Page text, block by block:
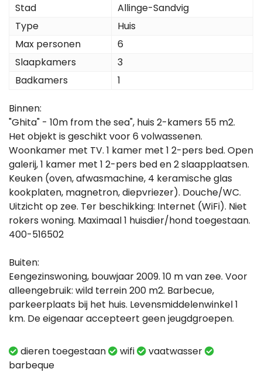
Stad
Allinge-Sandvig
Type
Huis
Max personen
6
Slaapkamers
3
Badkamers
1
Binnen:
"Ghita" - 10m from the sea", huis 2-kamers 55 m2.
Het objekt is geschikt voor 6 volwassenen.
Woonkamer met TV. 1 kamer met 1 2-pers bed. Open
galerij, 1 kamer met 1 2-pers bed en 2 slaapplaatsen.
Keuken (oven, afwasmachine, 4 keramische glas
kookplaten, magnetron, diepvriezer). Douche/WC.
Uitzicht op zee. Ter beschikking: Internet (WiFi). Niet
rokers woning. Maximaal 1 huisdier/hond toegestaan.
400-516502
Buiten:
Eengezinswoning, bouwjaar 2009. 10 m van zee. Voor
alleengebruik: wild terrein 200 m2. Barbecue,
parkeerplaats bij het huis. Levensmiddelenwinkel 1
km. De eigenaar accepteert geen jeugdgroepen.
dieren toegestaan wifi
vaatwasser
barbeque